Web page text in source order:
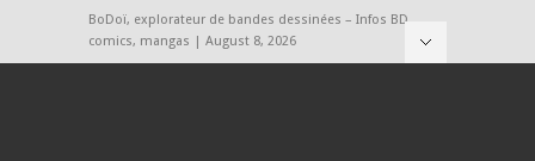
BoDoï, explorateur de bandes dessinées – Infos BD,
comics, mangas | August 8, 2026